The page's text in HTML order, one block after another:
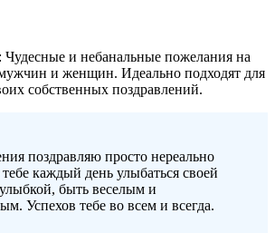
Чудесные и небанальные пожелания на
и женщин. Идеально подходят для
собственных поздравлений.
поздравляю просто нереально
каждый день улыбаться своей
быть веселым и
Успехов тебе во всем и всегда.